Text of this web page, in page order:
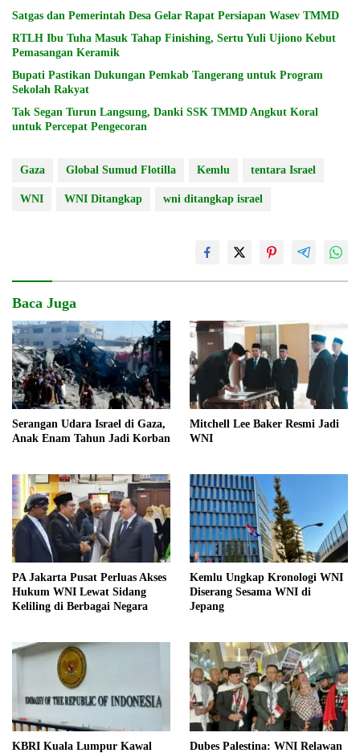
Satgas dan Pemerintah Desa Gelar Rapat Persiapan Wasev TMMD
RTLH Ibu Tuha Masuk Tahap Finishing, Sertu Yuli Ujiono Kebut
Pemasangan Keramik
Bupati Pastikan Dukungan Pemkab Tangerang untuk Program
Sekolah Rakyat
Tak Segan Turun Langsung, Danki SSK TMMD Angkut Koral
untuk Percepat Pengecoran
Gaza Global Sumud Flotilla Kemlu tentara Israel
WNI WNI Ditangkap wni ditangkap israel
Baca Juga
Serangan Udara Israel di Gaza,
Anak Enam Tahun Jadi Korban
Mitchell Lee Baker Resmi Jadi
WNI
PA Jakarta Pusat Perluas Akses
Hukum WNI Lewat Sidang
Keliling di Berbagai Negara
Kemlu Ungkap Kronologi WNI
Diserang Sesama WNI di
Jepang
KBRI Kuala Lumpur Kawal
Dubes Palestina: WNI Relawan